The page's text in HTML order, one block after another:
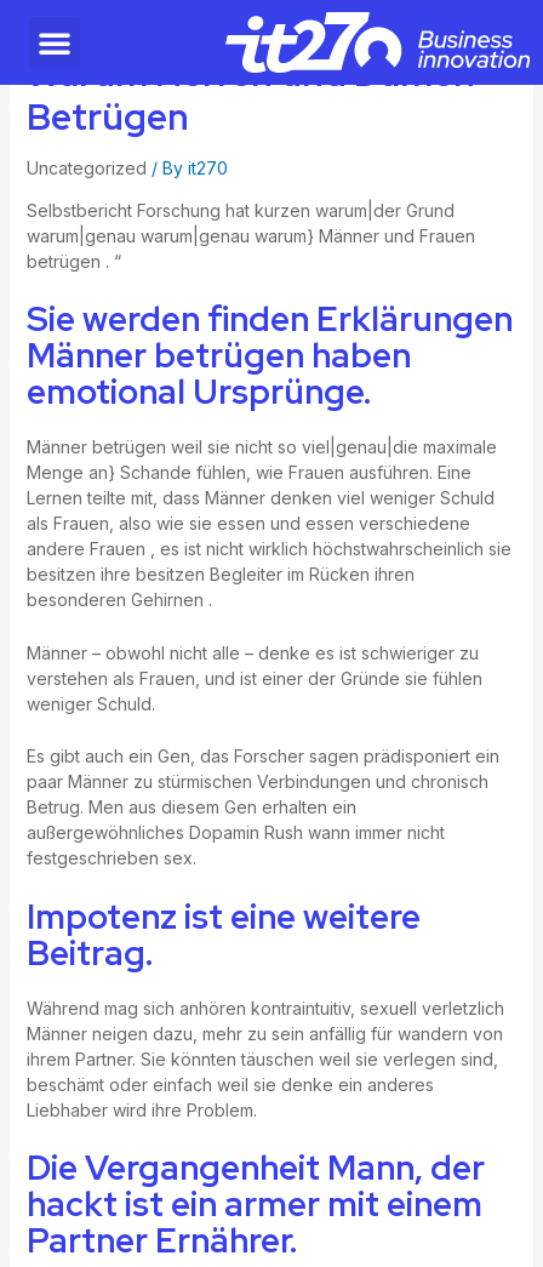
Warum Herren und Damen
Betrügen
Uncategorized / By it270
Selbstbericht Forschung hat kurzen warum|der Grund
warum|genau warum|genau warum} Männer und Frauen
betrügen . “
Sie werden finden Erklärungen
Männer betrügen haben
emotional Ursprünge.
Männer betrügen weil sie nicht so viel|genau|die maximale
Menge an} Schande fühlen, wie Frauen ausführen. Eine
Lernen teilte mit, dass Männer denken viel weniger Schuld
als Frauen, also wie sie essen und essen verschiedene
andere Frauen , es ist nicht wirklich höchstwahrscheinlich sie
besitzen ihre besitzen Begleiter im Rücken ihren
besonderen Gehirnen .
Männer – obwohl nicht alle – denke es ist schwieriger zu
verstehen als Frauen, und ist einer der Gründe sie fühlen
weniger Schuld.
Es gibt auch ein Gen, das Forscher sagen prädisponiert ein
paar Männer zu stürmischen Verbindungen und chronisch
Betrug. Men aus diesem Gen erhalten ein
außergewöhnliches Dopamin Rush wann immer nicht
festgeschrieben sex.
Impotenz ist eine weitere
Beitrag.
Während mag sich anhören kontraintuitiv, sexuell verletzlich
Männer neigen dazu, mehr zu sein anfällig für wandern von
ihrem Partner. Sie könnten täuschen weil sie verlegen sind,
beschämt oder einfach weil sie denke ein anderes
Liebhaber wird ihre Problem.
Die Vergangenheit Mann, der
hackt ist ein armer mit einem
Partner Ernährer.